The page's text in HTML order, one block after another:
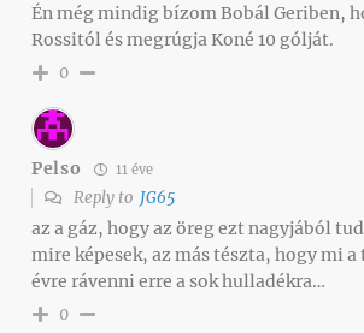
Én még mindig bízom Bobál Geriben,
Rossitól és megrúgja Koné 10 gólját.
0
Pelso 11 éve
Reply to JG65
az a gáz, hogy az öreg ezt nagyjából
mire képesek, az más tészta, hogy mi
évre rávenni erre a sok hulladékra…
0